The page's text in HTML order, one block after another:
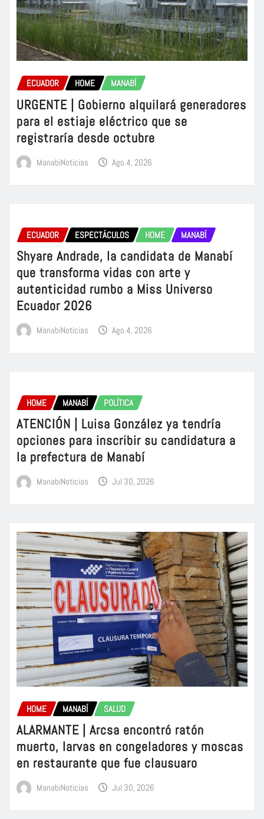
ECUADOR HOME MANABÍ
URGENTE | Gobierno alquilará generadores
para el estiaje eléctrico que se
registraría desde octubre
ManabiNoticias Ago 4, 2026
ECUADOR ESPECTÁCULOS HOME MANABÍ
Shyare Andrade, la candidata de Manabí
que transforma vidas con arte y
autenticidad rumbo a Miss Universo
Ecuador 2026
ManabiNoticias Ago 4, 2026
HOME MANABÍ POLÍTICA
ATENCIÓN | Luisa González ya tendría
opciones para inscribir su candidatura a
la prefectura de Manabí
ManabiNoticias Jul 30, 2026
HOME MANABÍ SALUD
ALARMANTE | Arcsa encontró ratón
muerto, larvas en congeladores y moscas
en restaurante que fue clausuaro
ManabiNoticias Jul 30, 2026